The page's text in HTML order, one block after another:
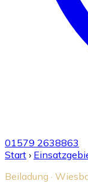
01579 2638863
Start ›
Beiladung ·